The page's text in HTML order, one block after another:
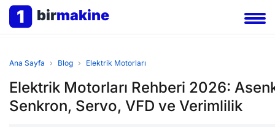
1 birmakine
Ana Sayfa › Blog › Elektrik Motorları
Elektrik Motorları Rehberi 2026:
Senkron, Servo, VFD ve Verimlilik